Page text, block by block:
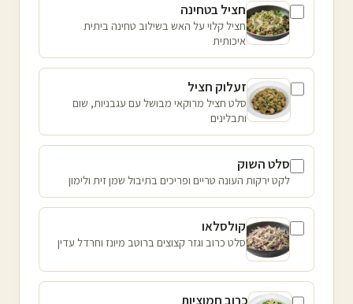
חציל בטחינה
חציל קלוי על האש בשילוב טחינה ביתית
איכותית
זעלוק חציל
סלט חציל מרוקאי מבושל עם עגבניות, שום
ותבלינים
סלט השוק
לקט ירקות העונה טריים ופריכים בתיבול שמן זית ולימון
קולסלאו
סלט כרוב וגזר קצוצים ברוטב מיונז וחרדל עדין
כרוב חמוציות